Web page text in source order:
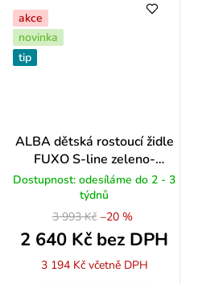
akce
novinka
tip
ALBA dětská rostoucí židle
FUXO S-line zeleno-
oranžová
Dostupnost: odesíláme do 2 - 3
týdnů
3 993 Kč
2 640 Kč bez DPH
3 194 Kč včetně DPH
–20 %